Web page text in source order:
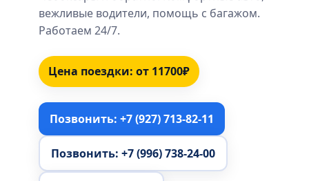
вежливые водители, помощь с багажом.
Работаем 24/7.
Цена поездки: от 11700₽
Позвонить: +7 (927) 713-82-11
Позвонить: +7 (996) 738-24-00